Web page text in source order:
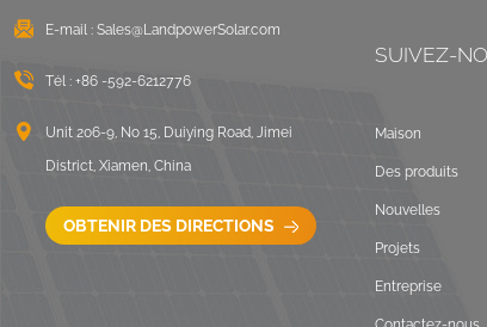
VOIR LES DÉTAILS
montage sur rails
longs pour toit ondulé
E-mail : Sales@LandpowerSolar.com
Tél : +86 -592-6212776
Unit 206-9, No 15, Duiying Road, Jimei
District, Xiamen, China
OBTENIR DES DIRECTIONS
SUIVEZ-
Maison
Des produits
Nouvelles
Projets
Entreprise